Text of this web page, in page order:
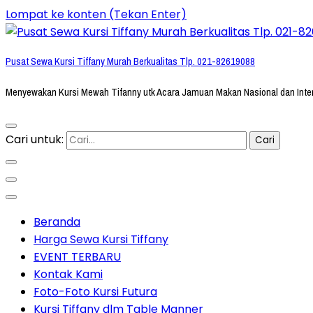
Lompat ke konten (Tekan Enter)
Pusat Sewa Kursi Tiffany Murah Berkualitas Tlp. 021-82619088
Menyewakan Kursi Mewah Tifanny utk Acara Jamuan Makan Nasional dan
Cari untuk:
Beranda
Harga Sewa Kursi Tiffany
EVENT TERBARU
Kontak Kami
Foto-Foto Kursi Futura
Kursi Tiffany dlm Table Manner